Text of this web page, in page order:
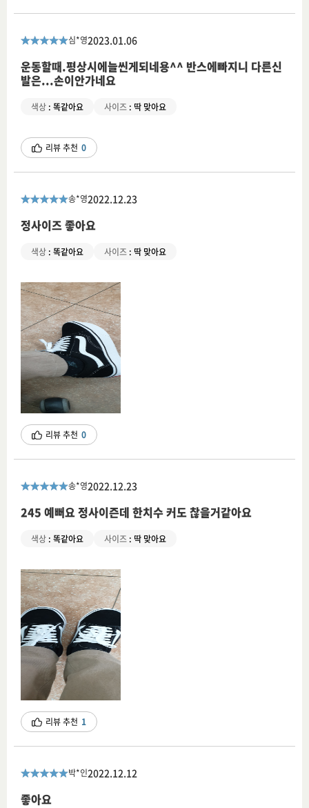
심*영2023.01.06
운동할때.평상시에늘씬게되네용^^ 반스에빠지니 다른신
발은...손이안가네요
색상 : 똑같아요 사이즈 : 딱 맞아요
리뷰 추천 0
송*영2022.12.23
정사이즈 좋아요
색상 : 똑같아요 사이즈 : 딱 맞아요
리뷰 추천 0
송*영2022.12.23
245 예뻐요 정사이즌데 한치수 커도 찮을거같아요
색상 : 똑같아요 사이즈 : 딱 맞아요
리뷰 추천 1
박*인2022.12.12
좋아요